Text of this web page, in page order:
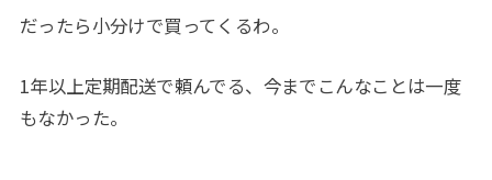
だったら小分けで買ってくるわ。
1年以上定期配送で頼んでる、今までこんなことは一度
もなかった。